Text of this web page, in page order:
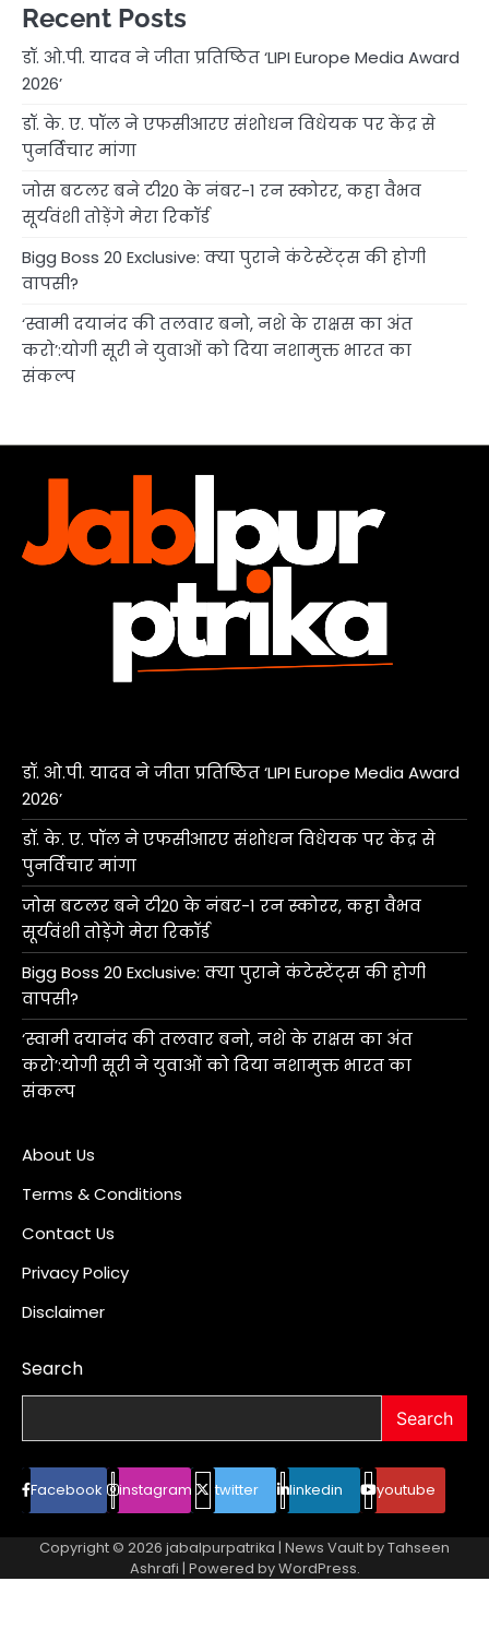
Recent Posts
डॉ. ओ.पी. यादव ने जीता प्रतिष्ठित ‘LIPI Europe Media Award
2026’
डॉ. के. ए. पॉल ने एफसीआरए संशोधन विधेयक पर केंद्र से
पुनर्विचार मांगा
जोस बटलर बने टी20 के नंबर-1 रन स्कोरर, कहा वैभव
सूर्यवंशी तोड़ेंगे मेरा रिकॉर्ड
Bigg Boss 20 Exclusive: क्या पुराने कंटेस्टेंट्स की होगी
वापसी?
‘स्वामी दयानंद की तलवार बनो, नशे के राक्षस का अंत
करो’:योगी सूरी ने युवाओं को दिया नशामुक्त भारत का
संकल्प
डॉ. ओ.पी. यादव ने जीता प्रतिष्ठित ‘LIPI Europe Media Award
2026’
डॉ. के. ए. पॉल ने एफसीआरए संशोधन विधेयक पर केंद्र से
पुनर्विचार मांगा
जोस बटलर बने टी20 के नंबर-1 रन स्कोरर, कहा वैभव
सूर्यवंशी तोड़ेंगे मेरा रिकॉर्ड
Bigg Boss 20 Exclusive: क्या पुराने कंटेस्टेंट्स की होगी
वापसी?
‘स्वामी दयानंद की तलवार बनो, नशे के राक्षस का अंत
करो’:योगी सूरी ने युवाओं को दिया नशामुक्त भारत का
संकल्प
About Us
Terms & Conditions
Contact Us
Privacy Policy
Disclaimer
Search
Search
Facebook instagram twitter linkedin youtube
Copyright © 2026 jabalpurpatrika | News Vault byTahseen
Ashrafi | Powered byWordPress.